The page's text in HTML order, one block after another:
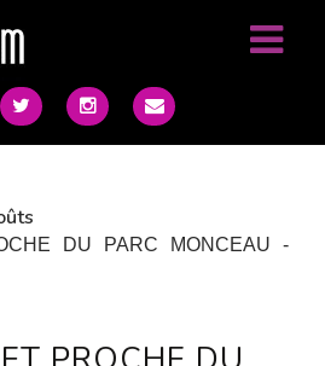
DU PARC MONCEAU -